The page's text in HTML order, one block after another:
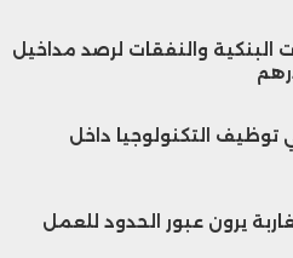
البنكية والنفقات لرصد مداخيل
توظيف التكنولوجيا داخل
من المغاربة يرون عبور الحدود للعمل